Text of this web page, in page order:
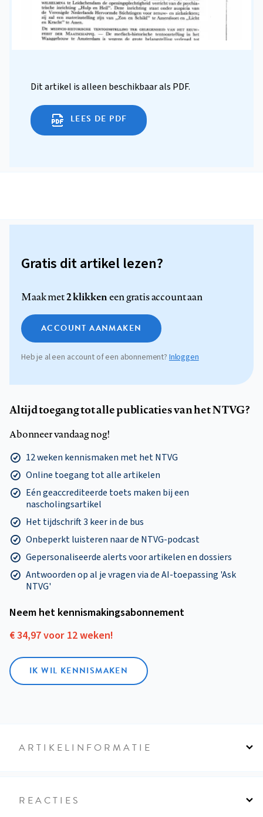
Dit artikel is alleen beschikbaar als PDF.
LEES DE PDF
Gratis dit artikel lezen?
Maak met2 klikkeneen gratis account aan
ACCOUNT AANMAKEN
Heb je al een account of een abonnement? Inloggen
Altijd toegang tot alle publicaties van het NTVG?
Abonneer vandaag nog!
12 weken kennismaken met het NTVG
Online toegang tot alle artikelen
Eén geaccrediteerde toets maken bij een
nascholingsartikel
Het tijdschrift 3 keer in de bus
Onbeperkt luisteren naar de NTVG-podcast
Gepersonaliseerde alerts voor artikelen en dossiers
Antwoorden op al je vragen via de AI-toepassing 'Ask
NTVG'
Neem het kennismakings­abonnement
€ 34,97 voor 12 weken!
IK WIL KENNISMAKEN
ARTIKELINFORMATIE
REACTIES